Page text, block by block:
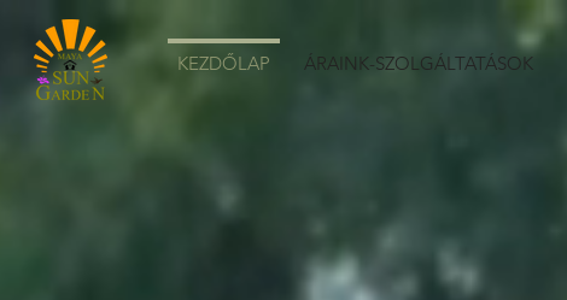
KEZDŐLAP ÁRAINK-SZOLGÁLTATÁSOK